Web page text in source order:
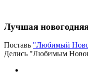
Лучшая
Поставь "Любимый
Делись "Любимым